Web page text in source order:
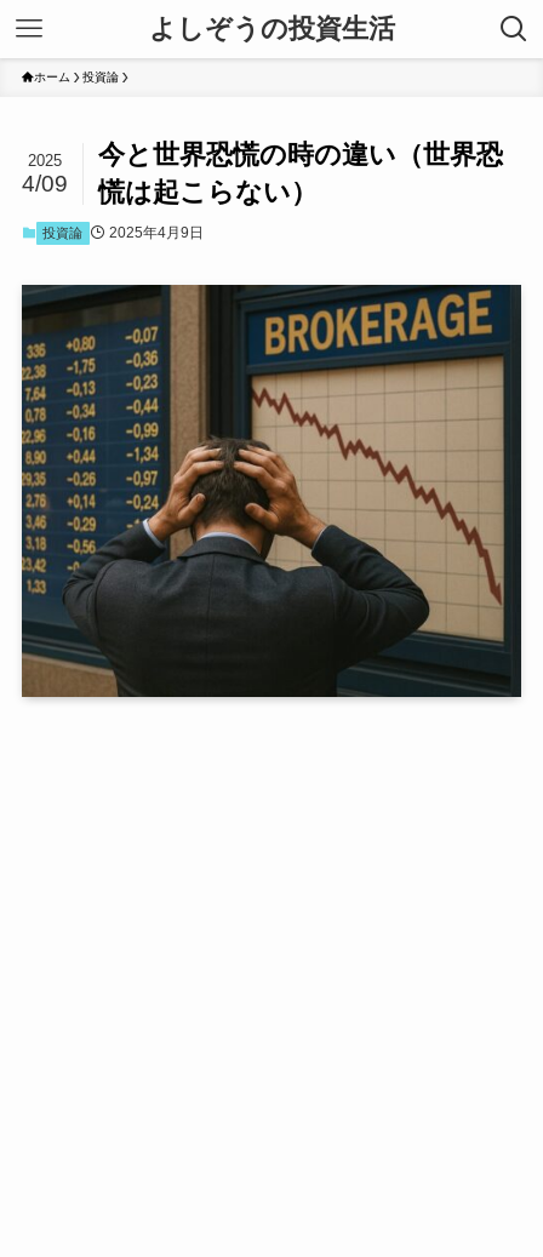
よしぞうの投資生活
ホーム 投資論
今と世界恐慌の時の違い（世界恐
慌は起こらない）
2025
4/09
投資論 2025年4月9日